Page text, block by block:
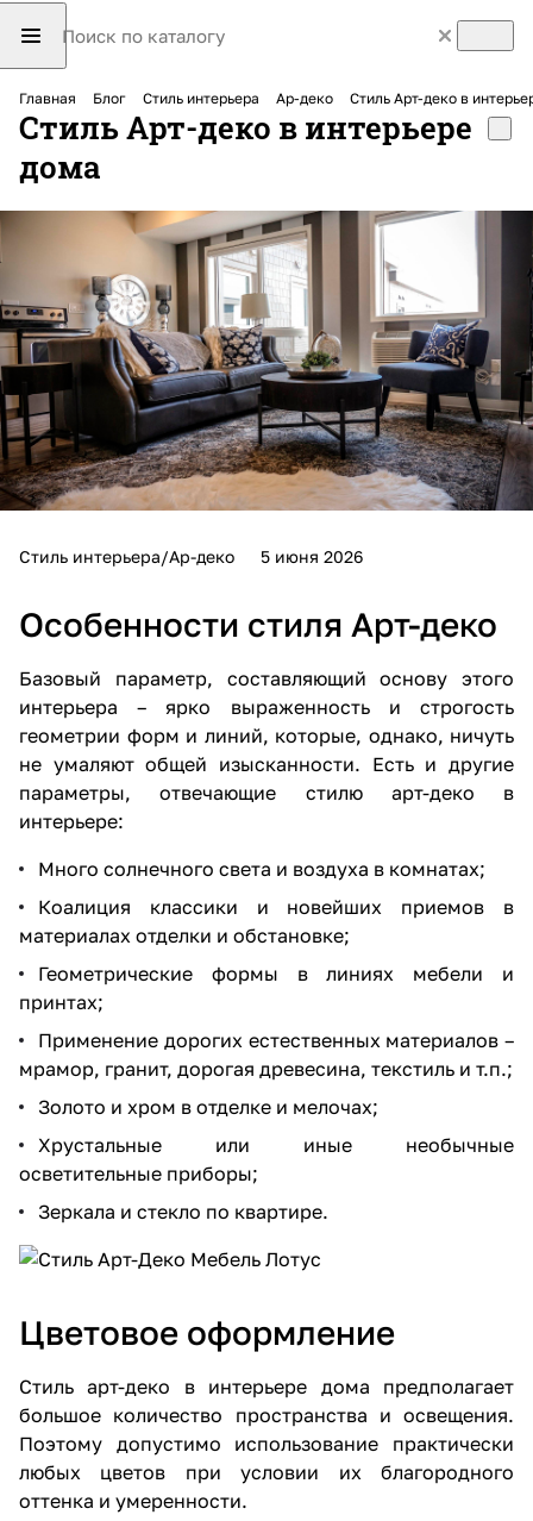
Главная Блог Стиль интерьера Ар-деко Стиль Арт-деко в
Стиль Арт-деко в интерьере
дома
Стиль интерьера/Ар-деко 5 июня 2026
Особенности стиля Арт-деко
Базовый параметр, составляющий основу этого
интерьера – ярко выраженность и строгость
геометрии форм и линий, которые, однако, ничуть
не умаляют общей изысканности. Есть и другие
параметры, отвечающие стилю арт-деко в
интерьере:
Много солнечного света и воздуха в комнатах;
Коалиция классики и новейших приемов в
материалах отделки и обстановке;
Геометрические формы в линиях мебели и
принтах;
Применение дорогих естественных материалов –
мрамор, гранит, дорогая древесина, текстиль и т.п.;
Золото и хром в отделке и мелочах;
Хрустальные или иные необычные
осветительные приборы;
Зеркала и стекло по квартире.
Цветовое оформление
Стиль арт-деко в интерьере дома предполагает
большое количество пространства и освещения.
Поэтому допустимо использование практически
любых цветов при условии их благородного
оттенка и умеренности.